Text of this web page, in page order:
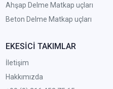
Ahşap Delme Matkap uçları
Beton Delme Matkap uçları
EKESİCİ TAKIMLAR
İletişim
Hakkımızda